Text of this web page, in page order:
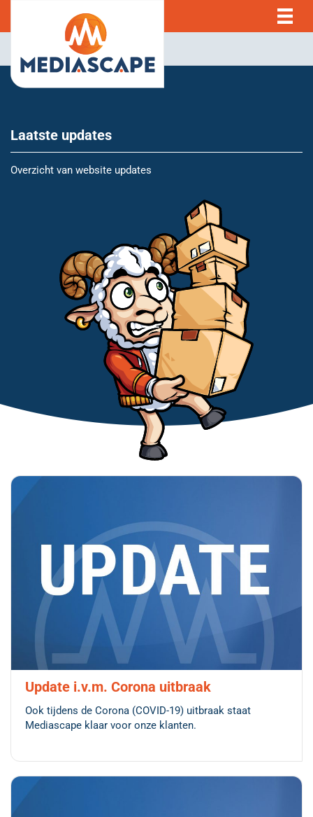
Laatste updates
Overzicht van website updates
Update i.v.m. Corona uitbraak
Ook tijdens de Corona (COVID-19) uitbraak staat
Mediascape klaar voor onze klanten.